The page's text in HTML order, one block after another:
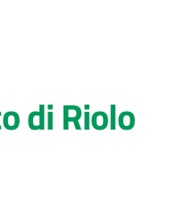
di Riolo